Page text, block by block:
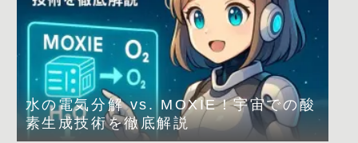
水の電気分解 vs. MOXIE！宇宙での酸
素生成技術を徹底解説